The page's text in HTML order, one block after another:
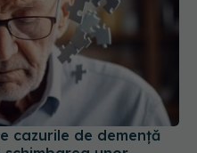
cazurile de demență
unor